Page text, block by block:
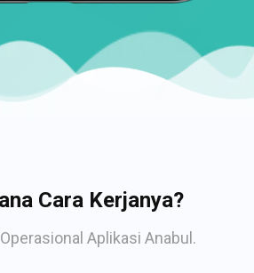
Cara Kerjanya?
Aplikasi Anabul.